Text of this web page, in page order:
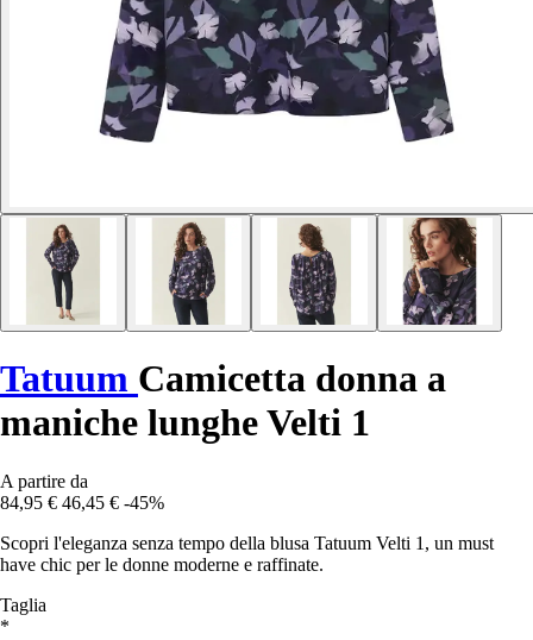
Tatuum Camicetta donna a
maniche lunghe Velti 1
A partire da
84,95 € 46,45 € -45%
Scopri l'eleganza senza tempo della blusa Tatuum Velti 1, un must
have chic per le donne moderne e raffinate.
Taglia
*